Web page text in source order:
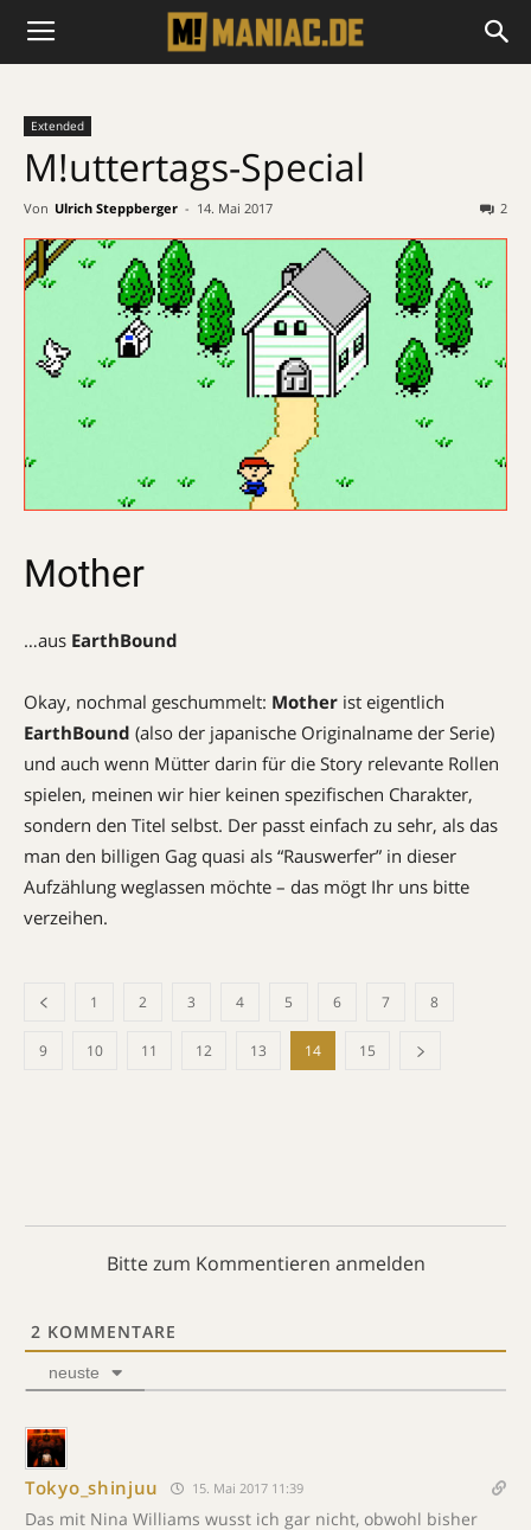
Extended
M!uttertags-Special
Von Ulrich Steppberger - 14. Mai 2017 2
Mother
…aus EarthBound
Okay, nochmal geschummelt: Mother ist eigentlich
EarthBound (also der japanische Originalname der Serie)
und auch wenn Mütter darin für die Story relevante Rollen
spielen, meinen wir hier keinen spezifischen Charakter,
sondern den Titel selbst. Der passt einfach zu sehr, als das
man den billigen Gag quasi als “Rauswerfer” in dieser
Aufzählung weglassen möchte – das mögt Ihr uns bitte
verzeihen.
1 2 3 4 5 6 7 8
9 10 11 12 13 14 15
Bitte zum Kommentieren anmelden
2 KOMMENTARE
neuste
Tokyo_shinjuu 15. Mai 2017 11:39
Das mit Nina Williams wusst ich gar nicht, obwohl bisher